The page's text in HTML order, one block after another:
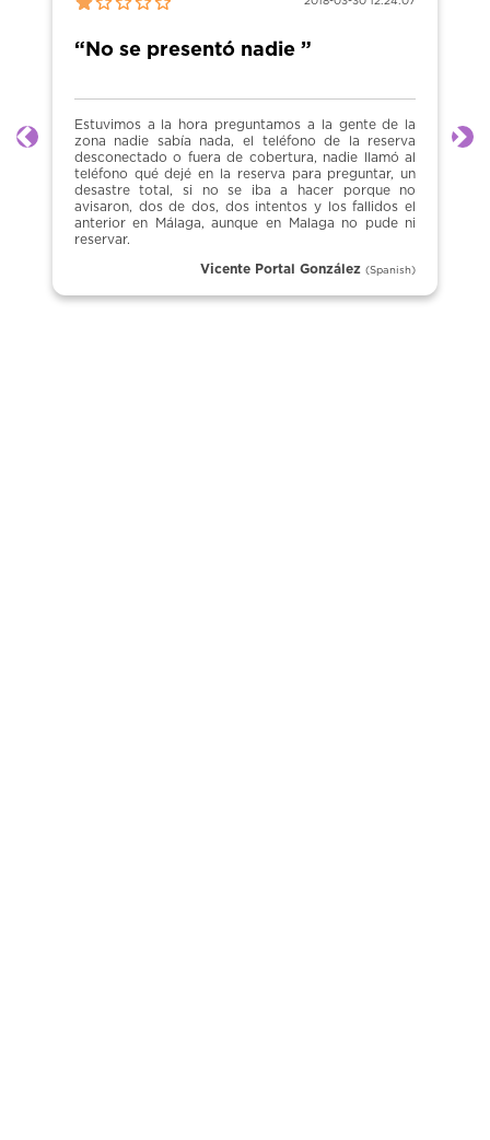
“No se presentó nadie ”
Estuvimos a la hora preguntamos a la gente de la
zona nadie sabía nada, el teléfono de la reserva
desconectado o fuera de cobertura, nadie llamó al
teléfono qué dejé en la reserva para preguntar, un
desastre total, si no se iba a hacer porque no
avisaron, dos de dos, dos intentos y los fallidos el
anterior en Málaga, aunque en Malaga no pude ni
reservar.
Vicente Portal González (Spanish)
Anterior